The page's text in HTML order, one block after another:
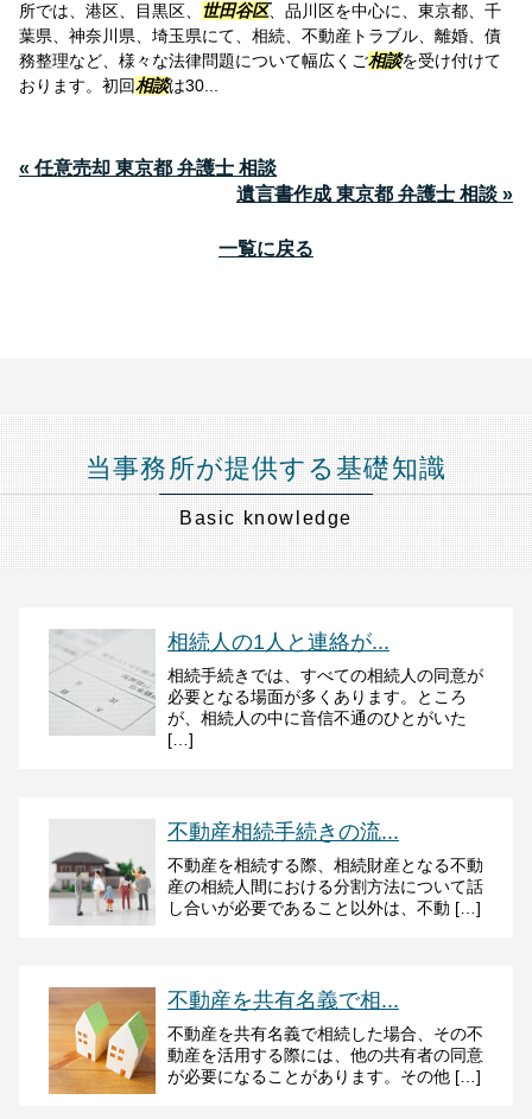
所では、港区、目黒区、
世田谷区、品川区を中心に、東京都、千
葉県、神奈川県、埼玉県にて、相続、不動産トラブル、離婚、債
務整理など、様々な法律問題について幅広くご相談を受け付けて
おります。初回相談は30...
« 任意売却 東京都 弁護士 相談
遺言書作成 東京都 弁護士 相談 »
一覧に戻る
当事務所が提供する基礎知識
Basic knowledge
相続人の1人と連絡が...
相続手続きでは、すべての相続人の同意が
必要となる場面が多くあります。ところ
が、相続人の中に音信不通のひとがいた
[…]
不動産相続手続きの流...
不動産を相続する際、相続財産となる不動
産の相続人間における分割方法について話
し合いが必要であること以外は、不動 […]
不動産を共有名義で相...
不動産を共有名義で相続した場合、その不
動産を活用する際には、他の共有者の同意
が必要になることがあります。その他 […]